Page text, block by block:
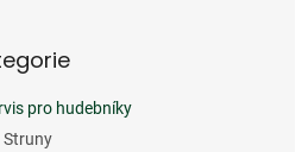
pro hudebníky
Struny